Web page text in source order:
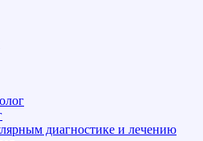
диагностике и лечению